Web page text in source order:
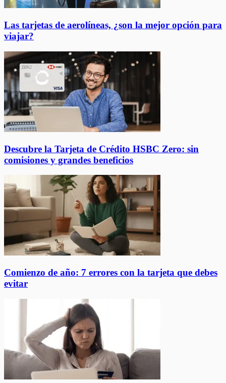
Las tarjetas de aerolíneas, ¿son la mejor opción para
viajar?
Descubre la Tarjeta de Crédito HSBC Zero: sin
comisiones y grandes beneficios
Comienzo de año: 7 errores con la tarjeta que debes
evitar